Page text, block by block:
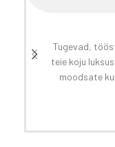
Tugevad,
teie koju
moodsate